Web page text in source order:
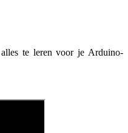
te leren voor je Arduino-